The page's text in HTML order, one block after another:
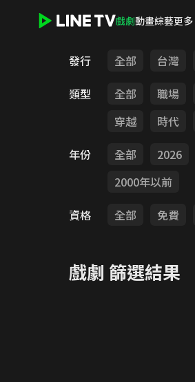
戲劇動畫綜藝更多
發行 全部 台灣
類型
全部 職場
穿越
時代
年份
全部 2026
2000年以前
資格
全部 免費
戲劇 篩選結果